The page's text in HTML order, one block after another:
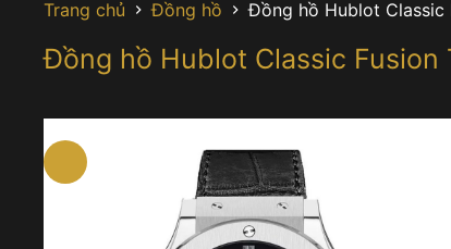
Trang chủ Đồng hồ Đồng hồ Hublot Classic
Đồng hồ Hublot Classic